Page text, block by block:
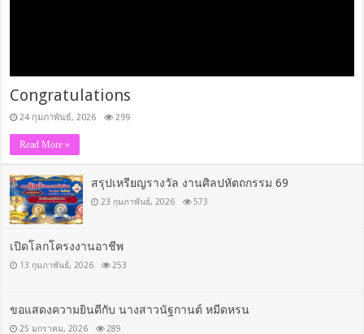
Congratulations
24 กุมภาพันธ์, 2026 299
Read More »
สรุปเหรียญรางวัล งานศิลปหัตถกรรม 69
23 กุมภาพันธ์, 2026 573
เปิดโลกโครงงานอาชีพ
13 กุมภาพันธ์, 2026
ขอแสดงความยินดีกับ นางสาวนัฐกานต์ หมีดหรน
25 มกราคม, 2026